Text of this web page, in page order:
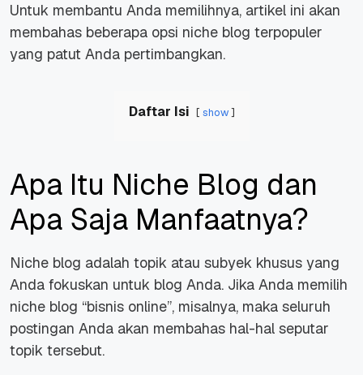
Untuk membantu Anda memilihnya, artikel ini akan
membahas beberapa opsi niche blog terpopuler
yang patut Anda pertimbangkan.
Daftar Isi show
Apa Itu Niche Blog dan
Apa Saja Manfaatnya?
Niche blog adalah topik atau subyek khusus yang
Anda fokuskan untuk blog Anda. Jika Anda memilih
niche blog “bisnis online”, misalnya, maka seluruh
postingan Anda akan membahas hal-hal seputar
topik tersebut.